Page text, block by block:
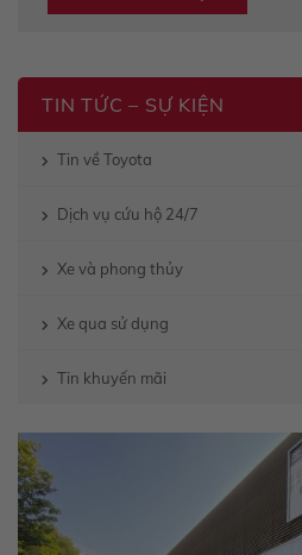
TIN TỨC – SỰ KIỆN
Tin về Toyota
Dịch vụ cứu hộ 24/7
Xe và phong thủy
Xe qua sử dụng
Tin khuyến mãi